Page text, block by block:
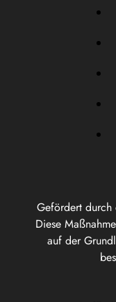
Gefördert durch
Diese
auf der